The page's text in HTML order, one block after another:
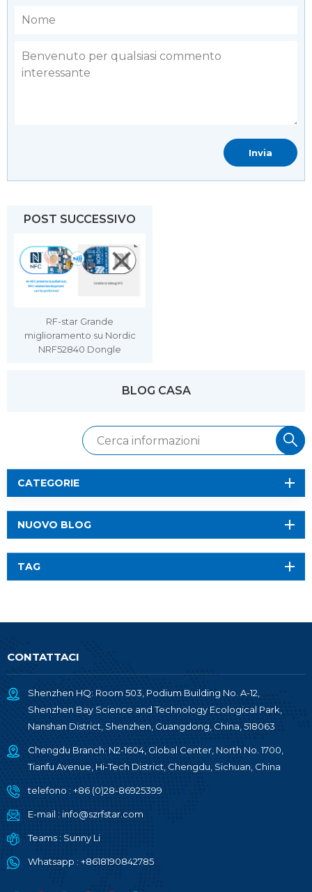
POST SUCCESSIVO
RF-star Grande
miglioramento su Nordic
NRF52840 Dongle
BLOG CASA
CATEGORIE
NUOVO BLOG
TAG
CONTATTACI
Shenzhen HQ: Room 503, Podium Building No. A-12,
Shenzhen Bay Science and Technology Ecological Park,
Nanshan District, Shenzhen, Guangdong, China, 518063
Chengdu Branch: N2-1604, Global Center, North No. 1700,
Tianfu Avenue, Hi-Tech District, Chengdu, Sichuan, China
telefono : +86 (0)28-86925399
E-mail : info@szrfstar.com
Teams : Sunny Li
Whatsapp : +8618190842785